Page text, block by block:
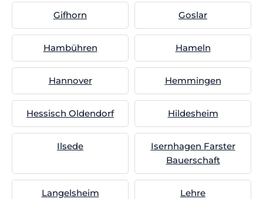
Gifhorn Goslar
Hambühren Hameln
Hannover Hemmingen
Hessisch Oldendorf Hildesheim
Ilsede
Isernhagen Farster
Bauerschaft
Langelsheim Lehre